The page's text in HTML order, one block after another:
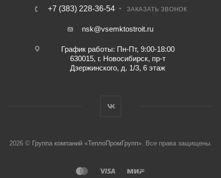
+7 (383) 228-36-54 ЗАКАЗАТЬ ЗВОНОК
nsk@vsemktostroit.ru
График работы: Пн-Пт, 9:00-18:00
630015, г. Новосибирск, пр-т
Дзержинского, д. 1/3, 6 этаж
2026 © Группа компаний «ТеплоПромГрупп». Все права защищены.